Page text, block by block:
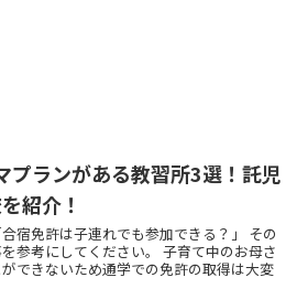
プランがある教習所3選！託児
紹介！
免許は子連れでも参加できる？」 その
ください。 子育て中のお母さ
できないため通学での免許の取得は大変